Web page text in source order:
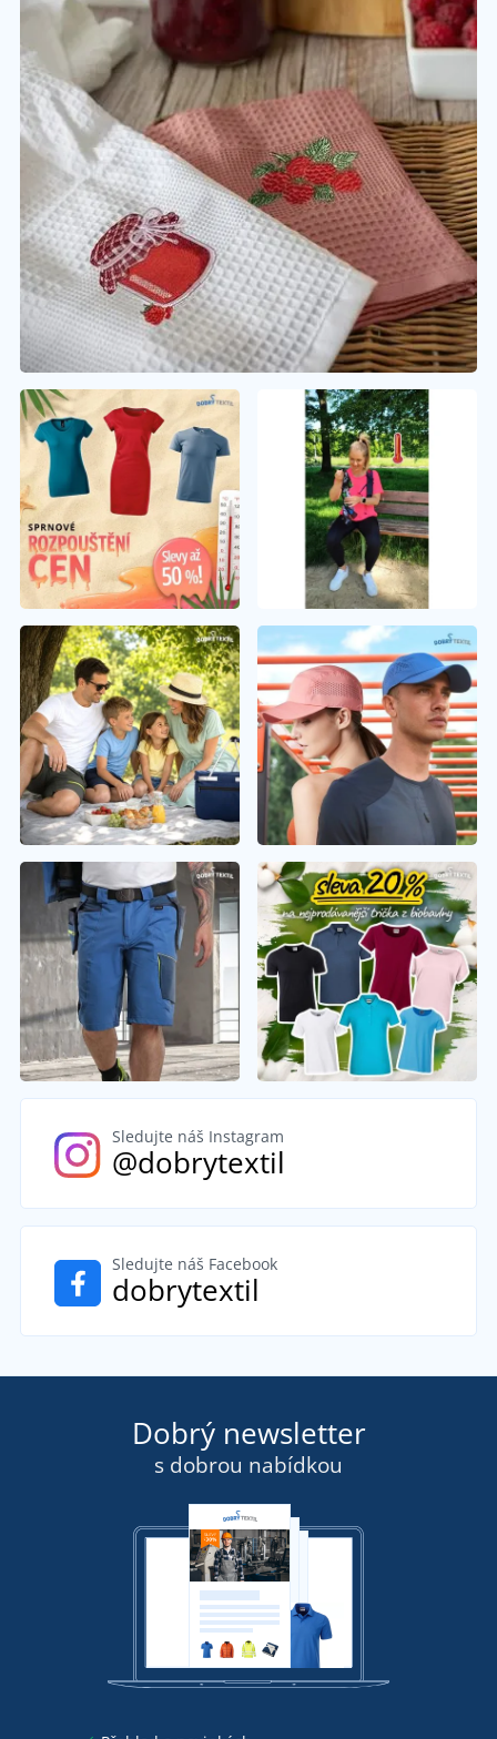
Sledujte náš Instagram
@dobrytextil
Sledujte náš Facebook
dobrytextil
Dobrý newsletter
s dobrou nabídkou